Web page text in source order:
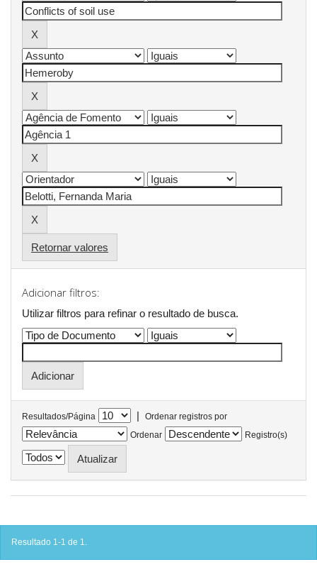
Retornar valores
Adicionar filtros:
Utilizar filtros para refinar o resultado de busca.
Resultados/Página |
Ordenar registros por
Ordenar
Registro(s)
Resultado 1-1 de 1.